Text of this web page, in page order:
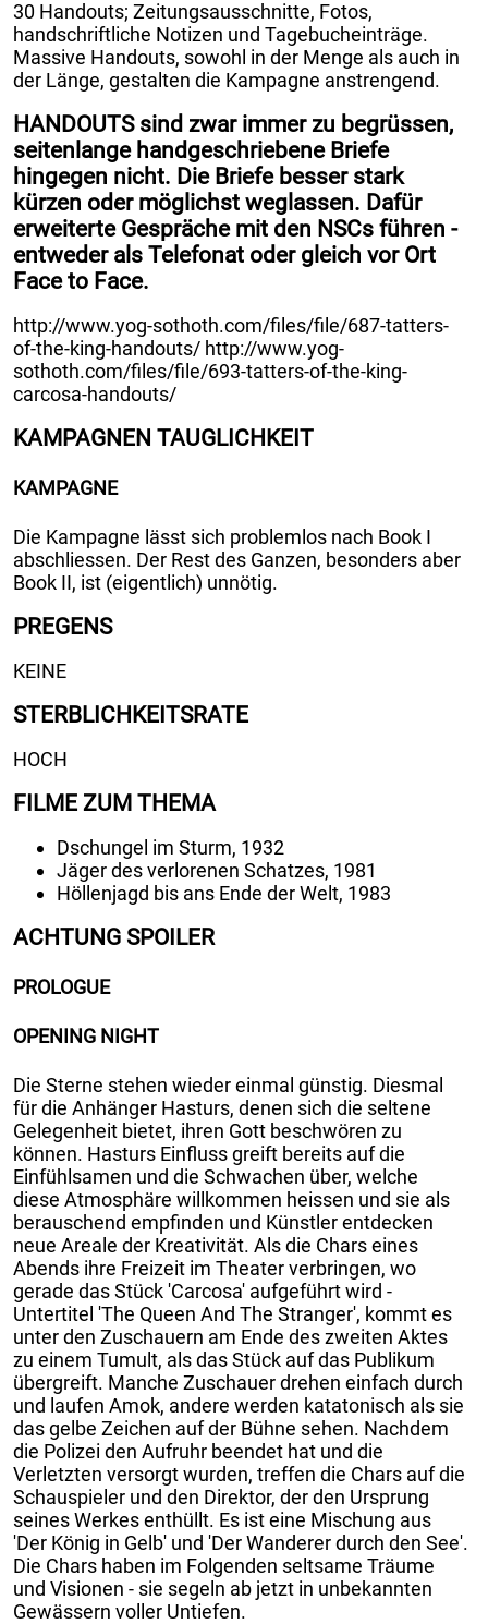
30 Handouts; Zeitungsausschnitte, Fotos,
handschriftliche Notizen und Tagebucheinträge.
Massive Handouts, sowohl in der Menge als auch in
der Länge, gestalten die Kampagne anstrengend.
HANDOUTS sind zwar immer zu begrüssen,
seitenlange handgeschriebene Briefe
hingegen nicht. Die Briefe besser stark
kürzen oder möglichst weglassen. Dafür
erweiterte Gespräche mit den NSCs führen -
entweder als Telefonat oder gleich vor Ort
Face to Face.
http://www.yog-sothoth.com/files/file/687-tatters-
of-the-king-handouts/ http://www.yog-
sothoth.com/files/file/693-tatters-of-the-king-
carcosa-handouts/
KAMPAGNEN TAUGLICHKEIT
KAMPAGNE
Die Kampagne lässt sich problemlos nach Book I
abschliessen. Der Rest des Ganzen, besonders aber
Book II, ist (eigentlich) unnötig.
PREGENS
KEINE
STERBLICHKEITSRATE
HOCH
FILME ZUM THEMA
Dschungel im Sturm, 1932
Jäger des verlorenen Schatzes, 1981
Höllenjagd bis ans Ende der Welt, 1983
ACHTUNG SPOILER
PROLOGUE
OPENING NIGHT
Die Sterne stehen wieder einmal günstig. Diesmal
für die Anhänger Hasturs, denen sich die seltene
Gelegenheit bietet, ihren Gott beschwören zu
können. Hasturs Einfluss greift bereits auf die
Einfühlsamen und die Schwachen über, welche
diese Atmosphäre willkommen heissen und sie als
berauschend empfinden und Künstler entdecken
neue Areale der Kreativität. Als die Chars eines
Abends ihre Freizeit im Theater verbringen, wo
gerade das Stück 'Carcosa' aufgeführt wird -
Untertitel 'The Queen And The Stranger', kommt es
unter den Zuschauern am Ende des zweiten Aktes
zu einem Tumult, als das Stück auf das Publikum
übergreift. Manche Zuschauer drehen einfach durch
und laufen Amok, andere werden katatonisch als sie
das gelbe Zeichen auf der Bühne sehen. Nachdem
die Polizei den Aufruhr beendet hat und die
Verletzten versorgt wurden, treffen die Chars auf die
Schauspieler und den Direktor, der den Ursprung
seines Werkes enthüllt. Es ist eine Mischung aus
'Der König in Gelb' und 'Der Wanderer durch den See'.
Die Chars haben im Folgenden seltsame Träume
und Visionen - sie segeln ab jetzt in unbekannten
Gewässern voller Untiefen.